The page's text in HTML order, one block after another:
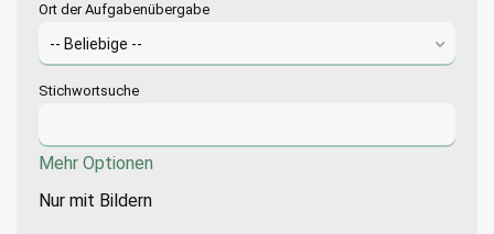
Ort der Aufgabenübergabe
Stichwortsuche
Mehr Optionen
Nur mit Bildern